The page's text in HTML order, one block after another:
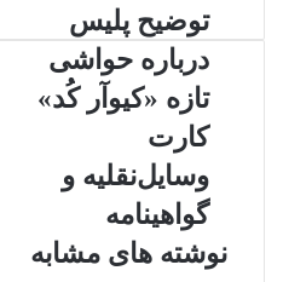
توضیح
پلیس
درباره
حواشی
تازه
«کیوآر
کارت
وسایل‌نقلیه
گواهینامه
توضیح پلیس
درباره حواشی
تازه «کیوآر کُد»
کارت
وسایل‌نقلیه و
گواهینامه
نوشته های مشابه